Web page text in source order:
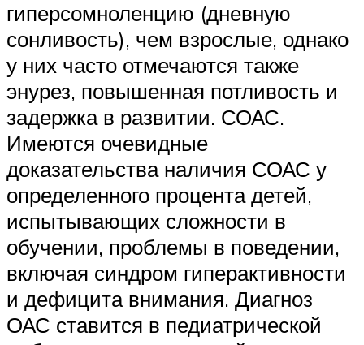
гиперсомноленцию (дневную
сонливость), чем взрослые, однако
у них часто отмечаются также
энурез, повышенная потливость и
задержка в развитии. СОАС.
Имеются очевидные
доказательства наличия СОАС у
определенного процента детей,
испытывающих сложности в
обучении, проблемы в поведении,
включая синдром гиперактивности
и дефицита внимания. Диагноз
ОАС ставится в педиатрической